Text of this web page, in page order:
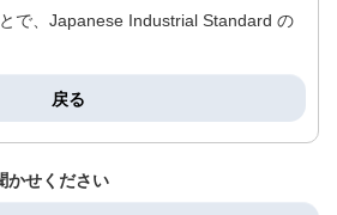
で、Japanese Industrial Standard の
戻る
かせください